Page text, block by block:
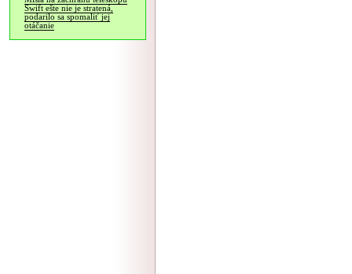
Swift ešte nie je stratená,
podarilo sa spomaliť jej
otáčanie